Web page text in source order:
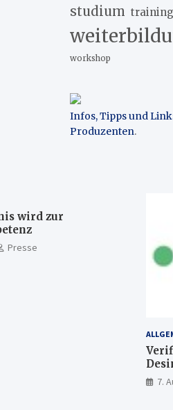
studium training
workshop
Infos, Tipps und
Produzenten.
wird zur
Presse
7.